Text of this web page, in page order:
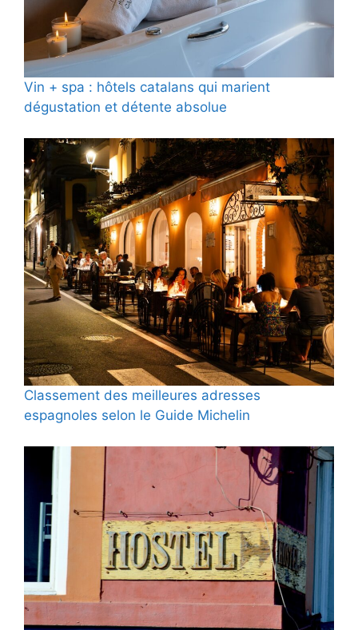
Vin + spa : hôtels catalans qui marient
dégustation et détente absolue
Classement des meilleures adresses
espagnoles selon le Guide Michelin